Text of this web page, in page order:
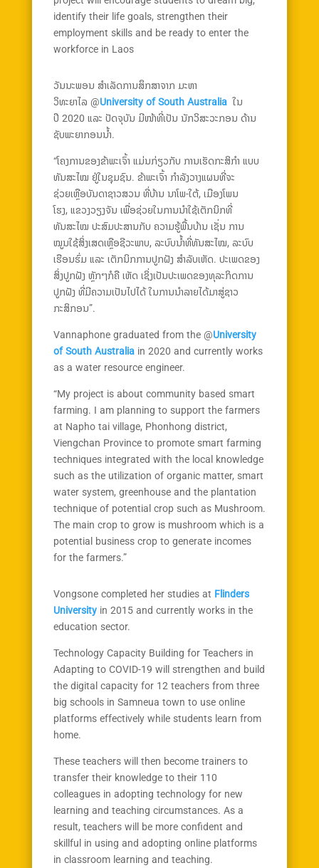
identify their life goals, strengthen their
employment skills and be ready to enter the
workforce in Laos
ວັນນະພອນ ສຳເລັດການສຶກສາຈາກ ມະຫາ
ວິທະຍາໄລ @University of South Australiaໃນ
ປີ 2020 ແລະ ປັດຈຸບັນ ມີໜ້າທີ່ເປັນ ນັກວິສະວະກອນ ດ້ານ
ຊັບພະຍາກອນນ້ຳ.
“ໂຄງການຂອງຂ້າພະເຈົ້າ ແມ່ນກ່ຽວກັບ ການເຮັດກະສິກຳ ແບບ
ທັນສະໄໝ ຢູ່ໃນຊຸມຊົນ. ຂ້າພະເຈົ້າ ກຳລັງວາງແຜນທີ່ຈະ
ຊ່ວຍເຫຼືອບັນດາຊາວສວນ ທີ່ບ້ານ ນາໂພ-ໃຕ້, ເມືອງໂພນ
ໂຮງ, ແຂວງວຽງຈັນ ເພື່ອຊ່ວຍໃນການນຳໃຊ້ເຕັກນິກທີ່
ທັນສະໄໝ ປະສົມປະສານກັບ ຄວາມຮູ້ພື້ນບ້ານ ເຊັ່ນ ການ
ໝູນໃຊ້ສິ່ງເສດເຫຼືອຊີວະພາບ, ລະບົບນ້ຳທີ່ທັນສະໄໝ, ລະບົບ
ເຮືອນຮົ່ມ ແລະ ເຕັກນິກການປູກຝັງ ສຳລັບເຫັດ. ປະເພດຂອງ
ສິ່ງປູກຝັງ ຫຼັກໆກໍຄື ເຫັດ ເຊິ່ງເປັນປະເພດຂອງທຸລະກິດການ
ປູກຝັງ ທີ່ມີຄວາມເປັນໄປໄດ້ ໃນການນຳລາຍໄດ້ມາສູ່ຊາວ
ກະສິກອນ”.
Vannaphone graduated from the @University
of South Australiain 2020 and currently works
as a water resource engineer.
“My project is about community based smart
farming. I am planning to support the farmers
at Napho tai village, Phonhong district,
Viengchan Province to promote smart farming
techniques integrated with the local knowledge
such as the utilization of organic matter, smart
water system, greenhouse and the plantation
technique of potential crop such as Mushroom.
The main crop to grow is mushroom which is a
potential business crop to generate incomes
for the farmers.”
Vongsone completed her studies at Flinders
Universityin 2015 and currently works in the
education sector.
Technology Capacity Building for Teachers in
Adapting to COVID-19 will strengthen and build
the digital capacity for 12 teachers from three
big schools in Samneua town to use online
platforms effectively while students learn from
home.
These teachers will then become trainers to
transfer their knowledge to their 110
colleagues in adopting technology for new
learning and teaching circumstances. As a
result, teachers will be more confident and
skillful in using and adopting online platforms
in classroom learning and teaching.